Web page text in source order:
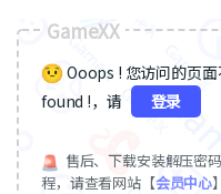
GameXX
Ooops ! 您访问的页
found !，请
登录
售后、下载安装解压密
程，请查看网站【会员中心】